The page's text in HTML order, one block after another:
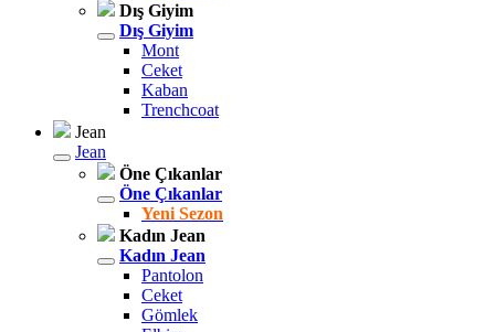
Dış Giyim
Dış Giyim
Mont
Ceket
Kaban
Trenchcoat
Jean
Jean
Öne Çıkanlar
Öne Çıkanlar
Yeni Sezon
Kadın Jean
Kadın Jean
Pantolon
Ceket
Gömlek